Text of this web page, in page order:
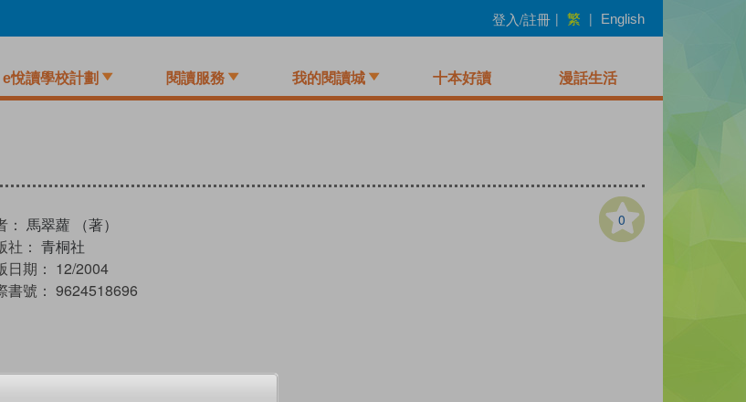
登入/註冊 | 繁 | English
e悅讀學校計劃 閱讀服務 我的閱讀城 十本好讀 漫話生活
0
： 馬翠蘿 （著）
社： 青桐社
日期： 12/2004
書號： 9624518696